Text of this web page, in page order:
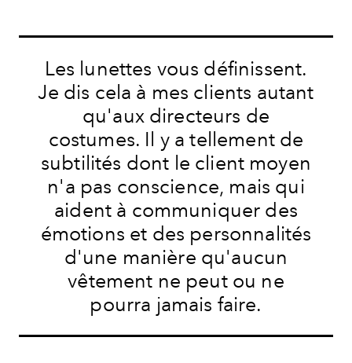
Les lunettes vous définissent.
Je dis cela à mes clients autant
qu'aux directeurs de
costumes. Il y a tellement de
subtilités dont le client moyen
n'a pas conscience, mais qui
aident à communiquer des
émotions et des personnalités
d'une manière qu'aucun
vêtement ne peut ou ne
pourra jamais faire.